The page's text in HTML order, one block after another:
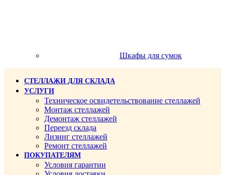
Шкафы для сумок
СТЕЛЛАЖИ ДЛЯ СКЛАДА
УСЛУГИ
Техническое освидетельствование стеллажей
Монтаж стеллажей
Демонтаж стеллажей
Переезд склада
Лизинг стеллажей
Ремонт стеллажей
ПОКУПАТЕЛЯМ
Условия гарантии